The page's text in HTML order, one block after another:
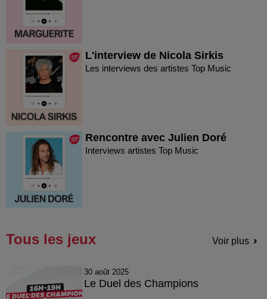
L'interview de Nicola Sirkis
Les interviews des artistes Top Music
Rencontre avec Julien Doré
Interviews artistes Top Music
Tous les jeux Voir plus
30 août 2025
Le Duel des Champions